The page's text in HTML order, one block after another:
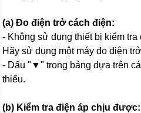
(a) Đo điện trở cách điện:
- Không sử dụng thiết bị kiểm
Hãy sử dụng một máy đo điện
- Dấu "▼" trong bảng dựa trên
thiểu.
(b) Kiểm tra điện áp chịu được: